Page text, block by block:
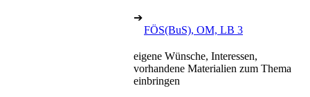
➔
FÖS(BuS), OM, LB 3
eigene Wünsche, Interessen,
vorhandene Materialien zum Thema
einbringen